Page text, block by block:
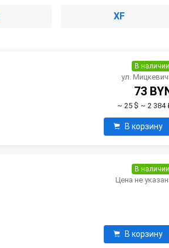
XF
В наличии
ул.
73
~ 25 $ ~ 2 384
В корзину
В наличии
Цена не
В корзину